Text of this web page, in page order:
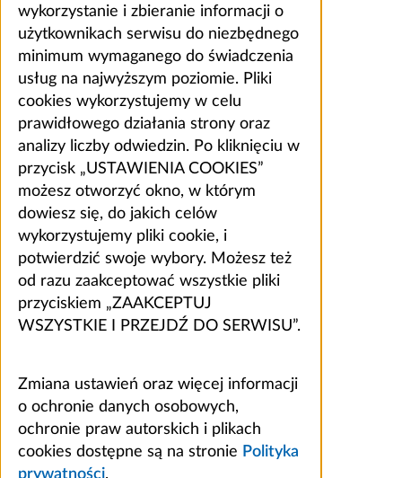
wykorzystanie i zbieranie informacji o
użytkownikach serwisu do niezbędnego
minimum wymaganego do świadczenia
usług na najwyższym poziomie. Pliki
cookies wykorzystujemy w celu
prawidłowego działania strony oraz
analizy liczby odwiedzin. Po kliknięciu w
przycisk „USTAWIENIA COOKIES”
możesz otworzyć okno, w którym
dowiesz się, do jakich celów
wykorzystujemy pliki cookie, i
potwierdzić swoje wybory. Możesz też
od razu zaakceptować wszystkie pliki
przyciskiem „ZAAKCEPTUJ
WSZYSTKIE I PRZEJDŹ DO SERWISU”.
Zmiana ustawień oraz więcej informacji
o ochronie danych osobowych,
ochronie praw autorskich i plikach
cookies dostępne są na stronie Polityka
prywatności.